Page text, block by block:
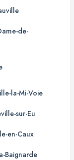
de-
la-Mi-Voie
sur-Eu
en-Caux
Baignarde